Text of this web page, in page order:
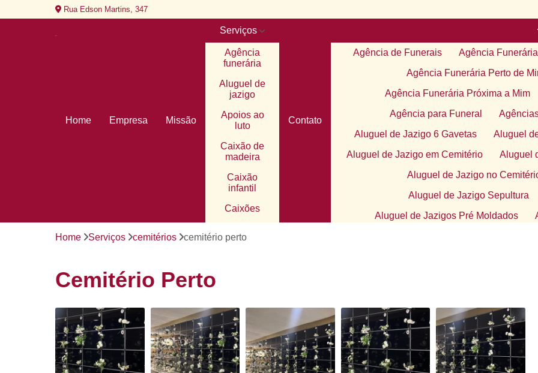
Rua Edson Martins, 347
Home Empresa Missão
Serviços
Agência
funerária
Aluguel de
jazigo
Apoios ao
luto
Caixão de
madeira
Caixão
infantil
Caixões
Cemitério de
Cemitério
privado
Cemitérios
Coroa de flor
Contato
Agência de Funerais Agência
Agência Funerária Perto de
Agência Funerária Próxima a Mim
Agência para Funeral
Aluguel de Jazigo 6 Gavetas
Aluguel
Aluguel de Jazigo em Cemitério
Aluguel
Aluguel de Jazigo no
Aluguel de Jazigo Sepultura
Aluguel de Jazigos Pré Moldados
Caixões de Madeira
Caixão de
Caixão de Madeira Moderno
Caixão de Madeira Personalizado
Home Serviços cemitérios cemitério perto
Cemitério Perto